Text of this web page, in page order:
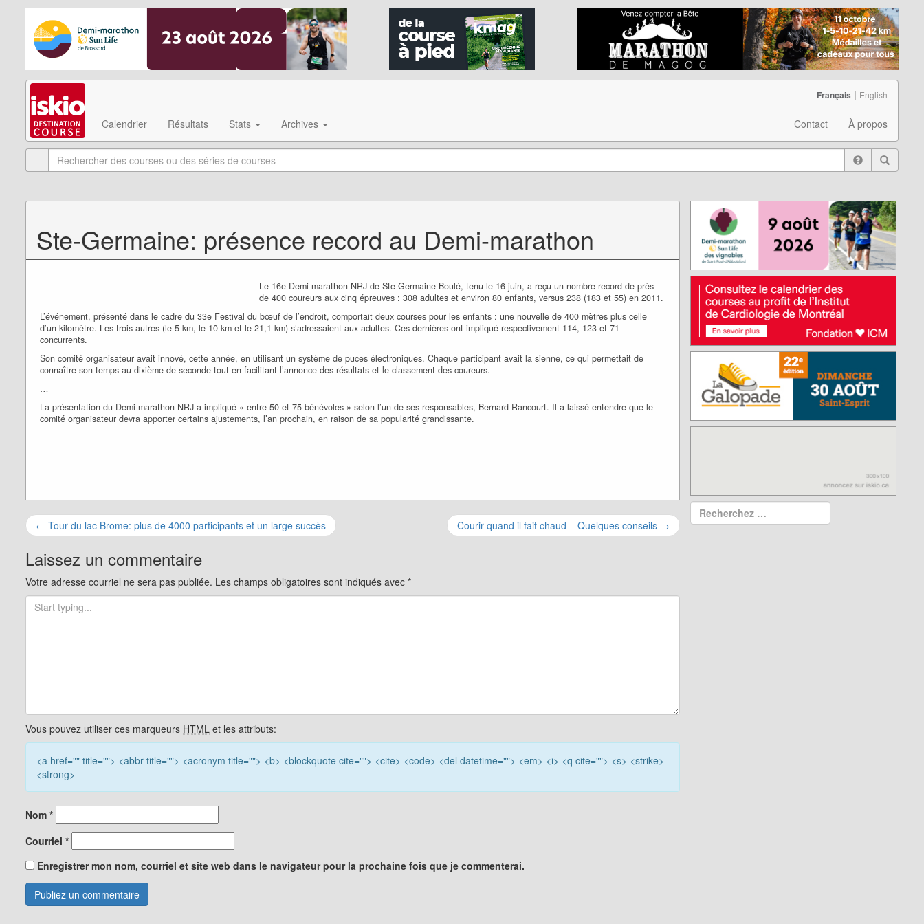
Calendrier Résultats Stats Archives Contact À propos
Français | English
Ste-Germaine: présence record au Demi-marathon
Le 16e Demi-marathon NRJ de Ste-Germaine-Boulé, tenu le 16 juin, a reçu un nombre record de près
de 400 coureurs aux cinq épreuves : 308 adultes et environ 80 enfants, versus 238 (183 et 55) en 2011.
L’événement, présenté dans le cadre du 33e Festival du bœuf de l’endroit, comportait deux courses pour les enfants : une nouvelle de 400 mètres plus celle
d’un kilomètre. Les trois autres (le 5 km, le 10 km et le 21,1 km) s’adressaient aux adultes. Ces dernières ont impliqué respectivement 114, 123 et 71
concurrents.
Son comité organisateur avait innové, cette année, en utilisant un système de puces électroniques. Chaque participant avait la sienne, ce qui permettait de
connaître son temps au dixième de seconde tout en facilitant l’annonce des résultats et le classement des coureurs.
…
La présentation du Demi-marathon NRJ a impliqué « entre 50 et 75 bénévoles » selon l’un de ses responsables, Bernard Rancourt. Il a laissé entendre que le
comité organisateur devra apporter certains ajustements, l’an prochain, en raison de sa popularité grandissante.
Navigation
pour
les
articles
← Tour du lac Brome: plus de 4000 participants et un large succès Courir quand il fait chaud – Quelques conseils →
Laissez un commentaire
Votre adresse courriel ne sera pas publiée. Les champs obligatoires sont indiqués avec *
Vous pouvez utiliser ces marqueurs HTML et les attributs:
<a href="" title=""> <abbr title=""> <acronym title=""> <b> <blockquote cite=""> <cite> <code> <del datetime=""> <em> <i> <q cite=""> <s> <strike>
<strong>
Nom *
Courriel *
Enregistrer mon nom, courriel et site web dans le navigateur pour la prochaine fois que je commenterai.